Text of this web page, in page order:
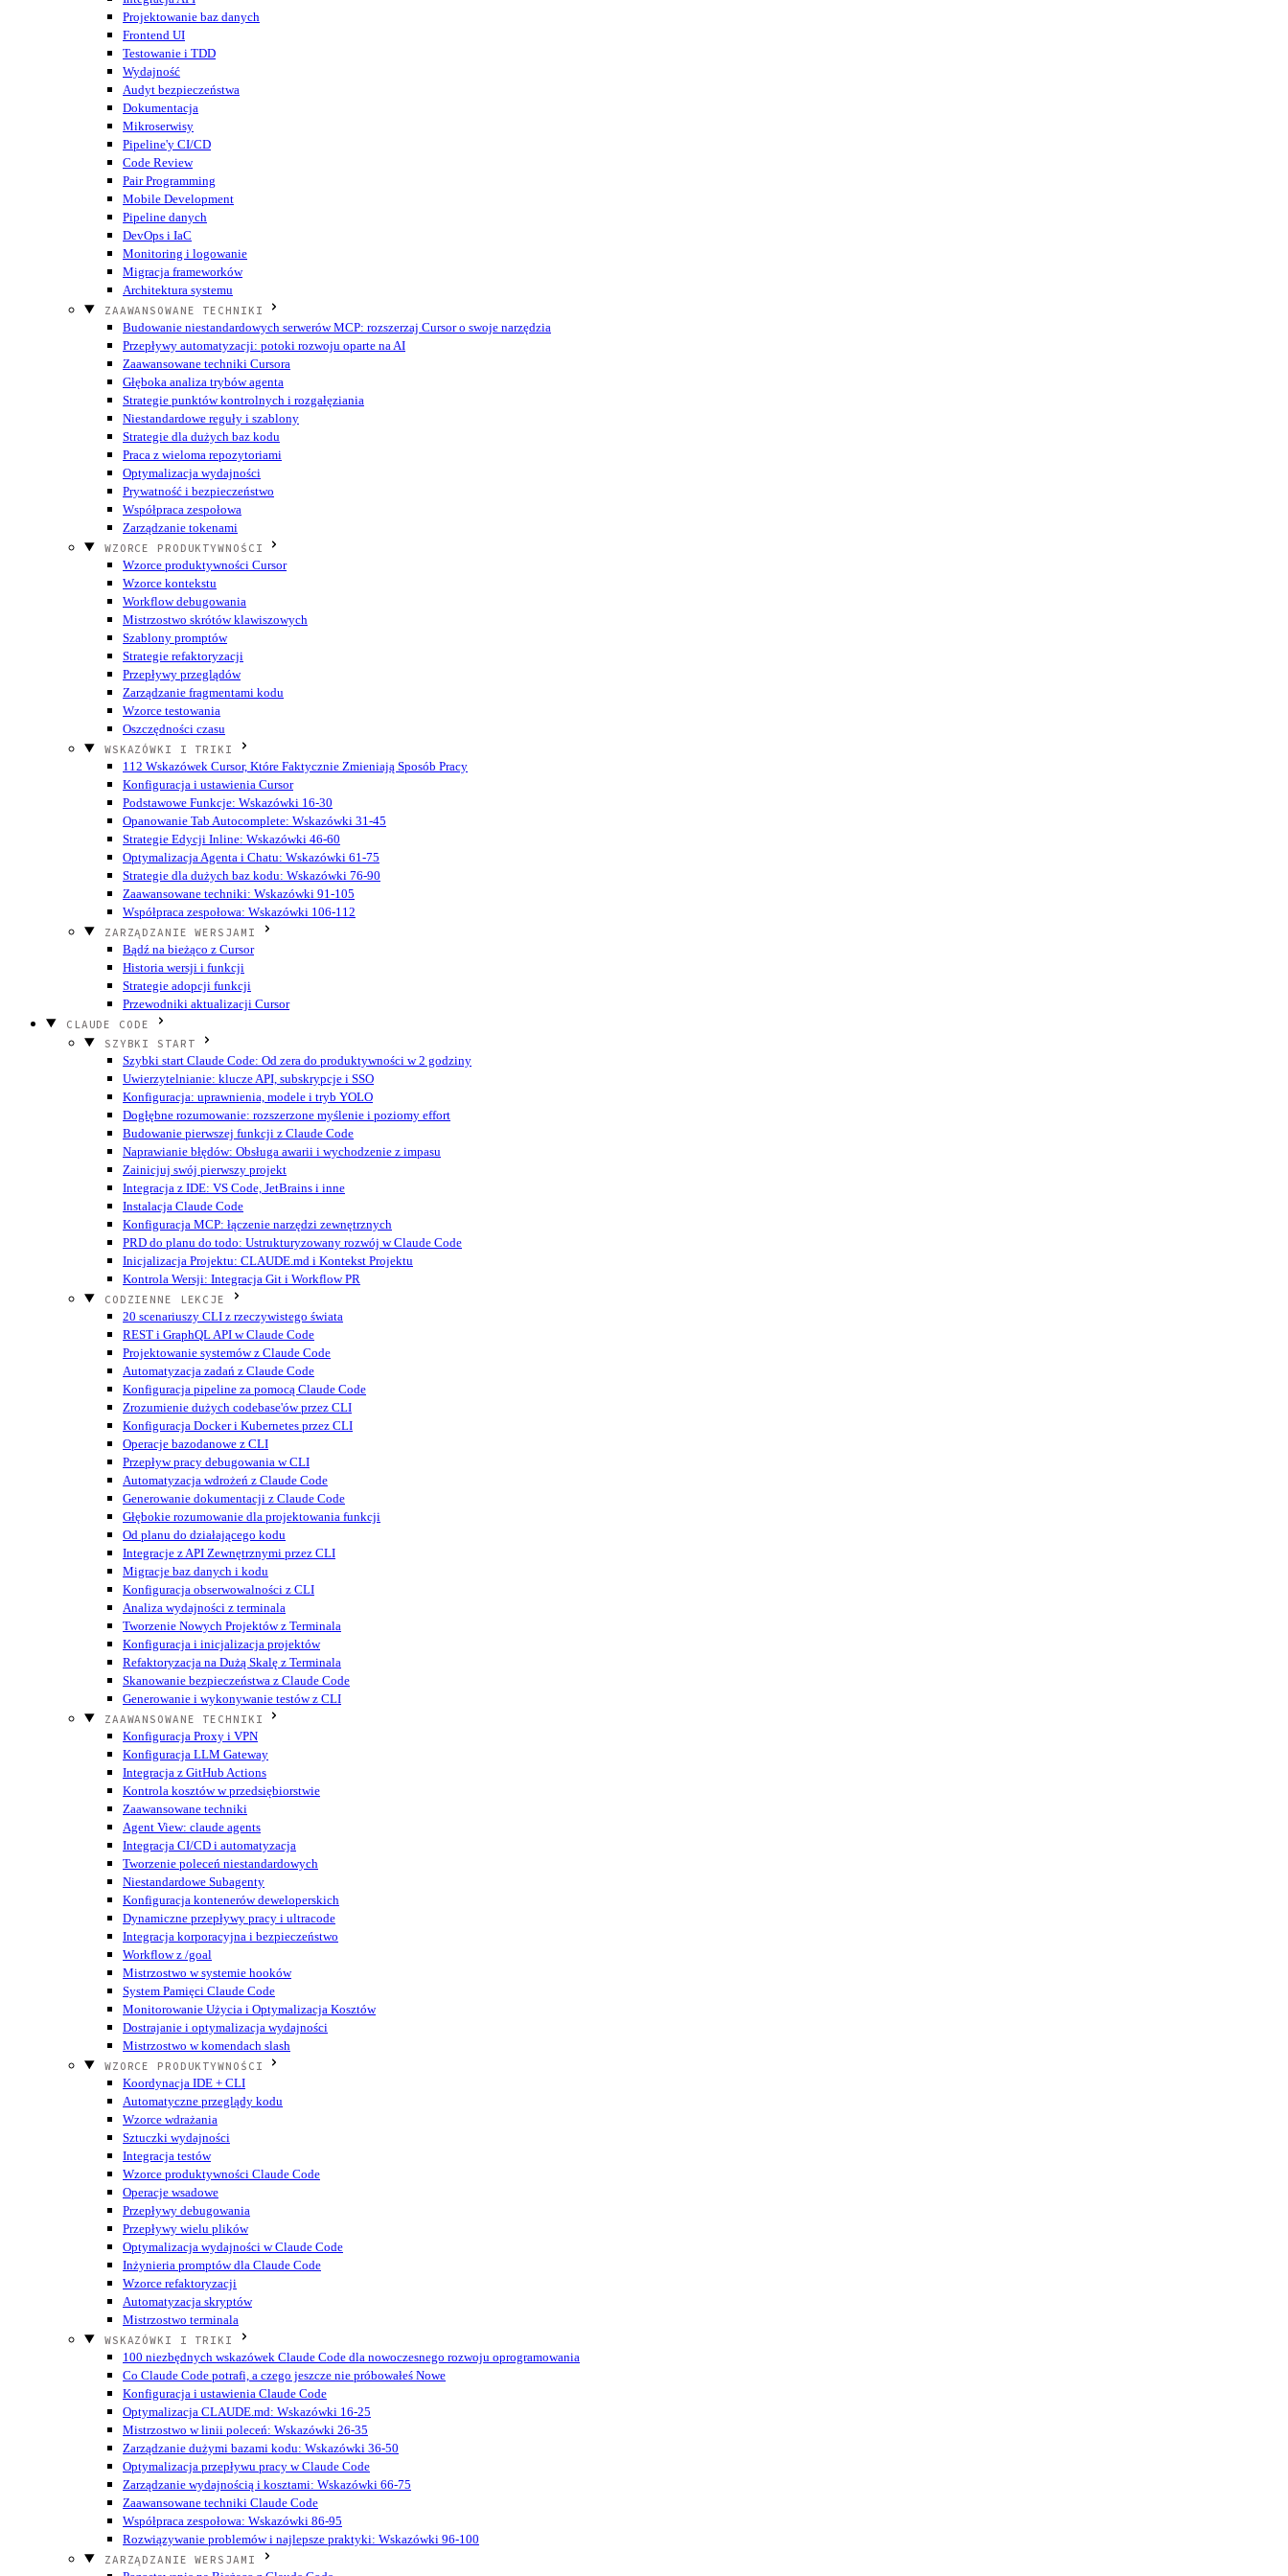
Projektowanie baz danych
Frontend UI
Testowanie i TDD
Wydajność
Audyt bezpieczeństwa
Dokumentacja
Mikroserwisy
Pipeline'y CI/CD
Code Review
Pair Programming
Mobile Development
Pipeline danych
DevOps i IaC
Monitoring i logowanie
Migracja frameworków
Architektura systemu
ZAAWANSOWANE TECHNIKI
Budowanie niestandardowych serwerów MCP: rozszerzaj Cursor o swoje narzędzia
Przepływy automatyzacji: potoki rozwoju oparte na AI
Zaawansowane techniki Cursora
Głęboka analiza trybów agenta
Strategie punktów kontrolnych i rozgałęziania
Niestandardowe reguły i szablony
Strategie dla dużych baz kodu
Praca z wieloma repozytoriami
Optymalizacja wydajności
Prywatność i bezpieczeństwo
Współpraca zespołowa
Zarządzanie tokenami
WZORCE PRODUKTYWNOŚCI
Wzorce produktywności Cursor
Wzorce kontekstu
Workflow debugowania
Mistrzostwo skrótów klawiszowych
Szablony promptów
Strategie refaktoryzacji
Przepływy przeglądów
Zarządzanie fragmentami kodu
Wzorce testowania
Oszczędności czasu
WSKAZÓWKI I TRIKI
112 Wskazówek Cursor, Które Faktycznie Zmieniają Sposób Pracy
Konfiguracja i ustawienia Cursor
Podstawowe Funkcje: Wskazówki 16-30
Opanowanie Tab Autocomplete: Wskazówki 31-45
Strategie Edycji Inline: Wskazówki 46-60
Optymalizacja Agenta i Chatu: Wskazówki 61-75
Strategie dla dużych baz kodu: Wskazówki 76-90
Zaawansowane techniki: Wskazówki 91-105
Współpraca zespołowa: Wskazówki 106-112
ZARZĄDZANIE WERSJAMI
Bądź na bieżąco z Cursor
Historia wersji i funkcji
Strategie adopcji funkcji
Przewodniki aktualizacji Cursor
CLAUDE CODE
SZYBKI START
Szybki start Claude Code: Od zera do produktywności w 2 godziny
Uwierzytelnianie: klucze API, subskrypcje i SSO
Konfiguracja: uprawnienia, modele i tryb YOLO
Dogłębne rozumowanie: rozszerzone myślenie i poziomy effort
Budowanie pierwszej funkcji z Claude Code
Naprawianie błędów: Obsługa awarii i wychodzenie z impasu
Zainicjuj swój pierwszy projekt
Integracja z IDE: VS Code, JetBrains i inne
Instalacja Claude Code
Konfiguracja MCP: łączenie narzędzi zewnętrznych
PRD do planu do todo: Ustrukturyzowany rozwój w Claude Code
Inicjalizacja Projektu: CLAUDE.md i Kontekst Projektu
Kontrola Wersji: Integracja Git i Workflow PR
CODZIENNE LEKCJE
20 scenariuszy CLI z rzeczywistego świata
REST i GraphQL API w Claude Code
Projektowanie systemów z Claude Code
Automatyzacja zadań z Claude Code
Konfiguracja pipeline za pomocą Claude Code
Zrozumienie dużych codebase'ów przez CLI
Konfiguracja Docker i Kubernetes przez CLI
Operacje bazodanowe z CLI
Przepływ pracy debugowania w CLI
Automatyzacja wdrożeń z Claude Code
Generowanie dokumentacji z Claude Code
Głębokie rozumowanie dla projektowania funkcji
Od planu do działającego kodu
Integracje z API Zewnętrznymi przez CLI
Migracje baz danych i kodu
Konfiguracja obserwowalności z CLI
Analiza wydajności z terminala
Tworzenie Nowych Projektów z Terminala
Konfiguracja i inicjalizacja projektów
Refaktoryzacja na Dużą Skalę z Terminala
Skanowanie bezpieczeństwa z Claude Code
Generowanie i wykonywanie testów z CLI
ZAAWANSOWANE TECHNIKI
Konfiguracja Proxy i VPN
Konfiguracja LLM Gateway
Integracja z GitHub Actions
Kontrola kosztów w przedsiębiorstwie
Zaawansowane techniki
Agent View: claude agents
Integracja CI/CD i automatyzacja
Tworzenie poleceń niestandardowych
Niestandardowe Subagenty
Konfiguracja kontenerów deweloperskich
Dynamiczne przepływy pracy i ultracode
Integracja korporacyjna i bezpieczeństwo
Workflow z /goal
Mistrzostwo w systemie hooków
System Pamięci Claude Code
Monitorowanie Użycia i Optymalizacja Kosztów
Dostrajanie i optymalizacja wydajności
Mistrzostwo w komendach slash
WZORCE PRODUKTYWNOŚCI
Koordynacja IDE + CLI
Automatyczne przeglądy kodu
Wzorce wdrażania
Sztuczki wydajności
Integracja testów
Wzorce produktywności Claude Code
Operacje wsadowe
Przepływy debugowania
Przepływy wielu plików
Optymalizacja wydajności w Claude Code
Inżynieria promptów dla Claude Code
Wzorce refaktoryzacji
Automatyzacja skryptów
Mistrzostwo terminala
WSKAZÓWKI I TRIKI
100 niezbędnych wskazówek Claude Code dla nowoczesnego rozwoju oprogramowania
Co Claude Code potrafi, a czego jeszcze nie próbowałeś Nowe
Konfiguracja i ustawienia Claude Code
Optymalizacja CLAUDE.md: Wskazówki 16-25
Mistrzostwo w linii poleceń: Wskazówki 26-35
Zarządzanie dużymi bazami kodu: Wskazówki 36-50
Optymalizacja przepływu pracy w Claude Code
Zarządzanie wydajnością i kosztami: Wskazówki 66-75
Zaawansowane techniki Claude Code
Współpraca zespołowa: Wskazówki 86-95
Rozwiązywanie problemów i najlepsze praktyki: Wskazówki 96-100
ZARZĄDZANIE WERSJAMI